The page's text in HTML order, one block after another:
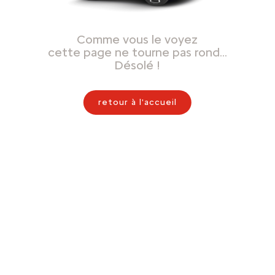
Comme vous le voyez
cette page ne tourne pas rond…
Désolé !
retour à l'accueil